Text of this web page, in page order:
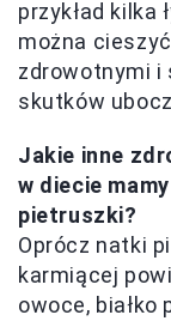
przykład kilka
można
zdrowotnymi i
skutków
Jakie inne
w diecie
pietruszki?
Oprócz natki
karmiącej
owoce, białko